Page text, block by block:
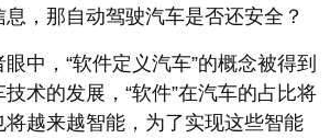
，那自动驾驶汽车是否还安全？
中，“软件定义汽车”的概念被得到
术的发展，“软件”在汽车的占比将
将越来越智能，为了实现这些智能